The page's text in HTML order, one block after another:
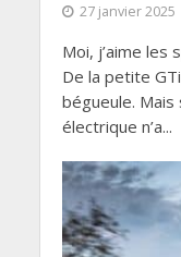
27 janvier 2025
Moi, j’aime
De la petite
bégueule. Mais
électrique n’a...